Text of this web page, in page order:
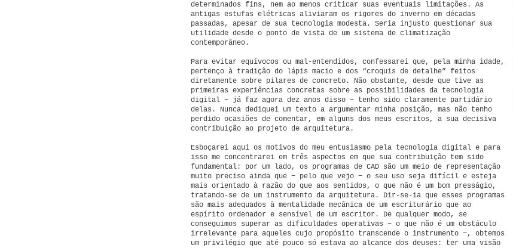
determinados fins, nem ao menos criticar suas eventuais limitações. As
antigas estufas elétricas aliviaram os rigores do inverno em décadas
passadas, apesar de sua tecnologia modesta. Seria injusto questionar sua
utilidade desde o ponto de vista de um sistema de climatização
contemporâneo.
Para evitar equívocos ou mal-entendidos, confessarei que, pela minha idade,
pertenço à tradição do lápis macio e dos “croquis de detalhe” feitos
diretamente sobre pilares de concreto. Não obstante, desde que tive as
primeiras experiências concretas sobre as possibilidades da tecnologia
digital − já faz agora dez anos disso − tenho sido claramente partidário
delas. Nunca dediquei um texto a argumentar minha posição, mas não tenho
perdido ocasiões de comentar, em alguns dos meus escritos, a sua decisiva
contribuição ao projeto de arquitetura.
Esboçarei aqui os motivos do meu entusiasmo pela tecnologia digital e para
isso me concentrarei em três aspectos em que sua contribuição tem sido
fundamental: por um lado, os programas de CAD são um meio de representação
muito preciso ainda que − pelo que vejo − o seu uso seja difícil e esteja
mais orientado à razão do que aos sentidos, o que não é um bom presságio,
tratando-se de um instrumento da arquitetura. Dir-se-ia que esses programas
são mais adequados à mentalidade mecânica de um escriturário que ao
espírito ordenador e sensível de um escritor. De qualquer modo, se
conseguimos superar as dificuldades operativas − o que não é um obstáculo
irrelevante para aqueles cujo propósito transcende o instrumento −, obtemos
um privilégio que até pouco só estava ao alcance dos deuses: ter uma visão